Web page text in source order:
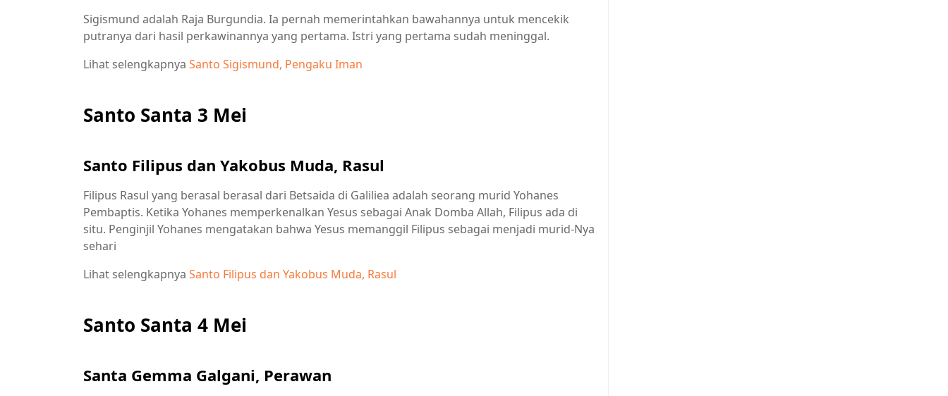
Sigismund adalah Raja Burgundia. Ia pernah memerintahkan bawahannya untuk mencekik
putranya dari hasil perkawinannya yang pertama. Istri yang pertama sudah meninggal.
Lihat selengkapnya Santo Sigismund, Pengaku Iman
Santo Santa 3 Mei
Santo Filipus dan Yakobus Muda, Rasul
Filipus Rasul yang berasal berasal dari Betsaida di Galiliea adalah seorang murid Yohanes
Pembaptis. Ketika Yohanes memperkenalkan Yesus sebagai Anak Domba Allah, Filipus ada di
situ. Penginjil Yohanes mengatakan bahwa Yesus memanggil Filipus sebagai menjadi murid-Nya
sehari
Lihat selengkapnya Santo Filipus dan Yakobus Muda, Rasul
Santo Santa 4 Mei
Santa Gemma Galgani, Perawan